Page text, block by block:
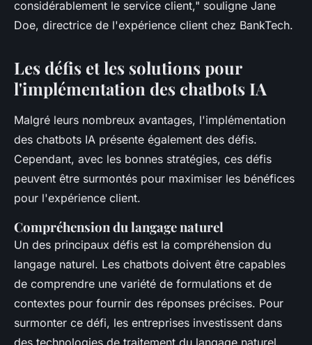
considérablement le service client," souligne Jane
Doe, directrice de l'expérience client chez BankTech.
Les défis et les solutions pour
l'implémentation des chatbots IA
Malgré leurs nombreux avantages, l'implémentation
des chatbots IA présente également des défis.
Cependant, avec les bonnes stratégies, ces défis
peuvent être surmontés pour maximiser les bénéfices
pour l'expérience client.
Compréhension du langage naturel
Un des principaux défis est la compréhension du
langage naturel. Les chatbots doivent être capables
de comprendre une variété de formulations et de
contextes pour fournir des réponses précises. Pour
surmonter ce défi, les entreprises investissent dans